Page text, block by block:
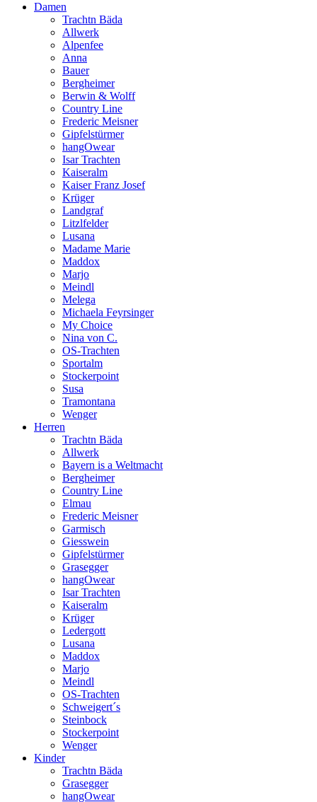
Damen
Trachtn Bäda
Allwerk
Alpenfee
Anna
Bauer
Bergheimer
Berwin & Wolff
Country Line
Frederic Meisner
Gipfelstürmer
hangOwear
Isar Trachten
Kaiseralm
Kaiser Franz Josef
Krüger
Landgraf
Litzlfelder
Lusana
Madame Marie
Maddox
Marjo
Meindl
Melega
Michaela Feyrsinger
My Choice
Nina von C.
OS-Trachten
Sportalm
Stockerpoint
Susa
Tramontana
Wenger
Herren
Trachtn Bäda
Allwerk
Bayern is a Weltmacht
Bergheimer
Country Line
Elmau
Frederic Meisner
Garmisch
Giesswein
Gipfelstürmer
Grasegger
hangOwear
Isar Trachten
Kaiseralm
Krüger
Ledergott
Lusana
Maddox
Marjo
Meindl
OS-Trachten
Schweigert´s
Steinbock
Stockerpoint
Wenger
Kinder
Trachtn Bäda
Grasegger
hangOwear